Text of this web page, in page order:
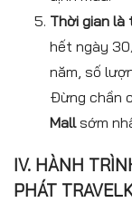
Thời gian là
hết ngày
năm, số
Đừng chần
Mallsớm
IV. HÀNH
PHÁT